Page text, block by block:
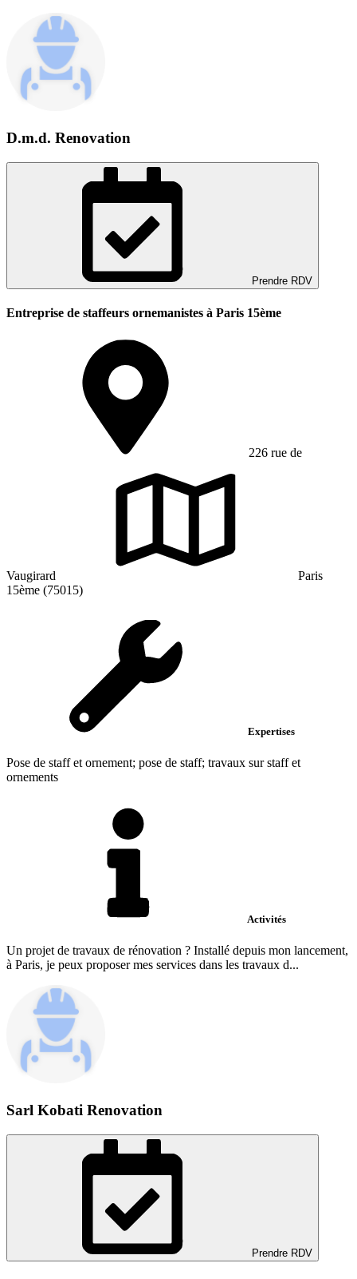
D.m.d. Renovation
Prendre RDV
Entreprise de staffeurs ornemanistes à Paris 15ème
226 rue de
Vaugirard
Paris
15ème (75015)
Expertises
Pose de staff et ornement; pose de staff; travaux sur staff et
ornements
Activités
Un projet de travaux de rénovation ? Installé depuis mon lancement,
à Paris, je peux proposer mes services dans les travaux d...
Sarl Kobati Renovation
Prendre RDV